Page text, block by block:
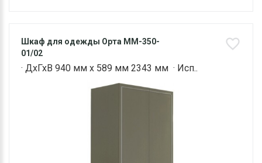
Шкаф для одежды Орта ММ-350-
01/02
· ДхГхВ 940 мм х 589 мм 2343 мм · Исп..